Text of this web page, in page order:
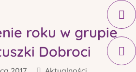
roku w grupie
Dobroci